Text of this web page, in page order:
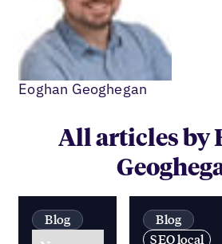
Eoghan Geoghegan
All articles by
Blog
Blog
SEO local